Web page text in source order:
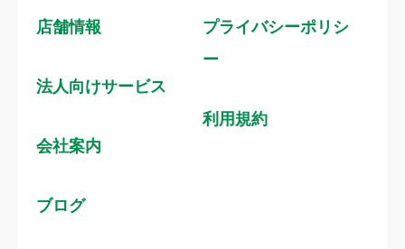
店舗情報
法人向けサービス
会社案内
ブログ
プライバシーポリシ
ー
利用規約